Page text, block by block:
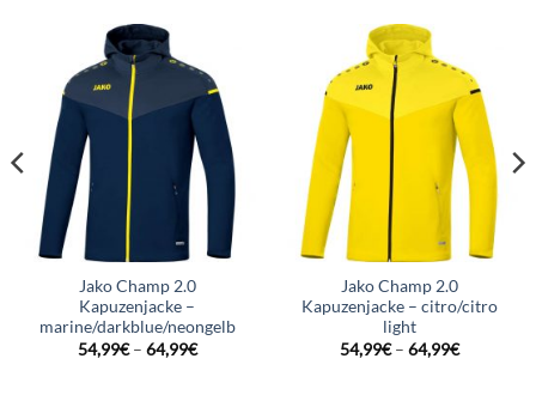
Jako Champ 2.0
Kapuzenjacke –
marine/darkblue/neongelb
54,99€– 64,99€
Jako Champ 2.0
Kapuzenjacke – citro/citro
light
54,99€– 64,99€